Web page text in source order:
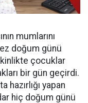
mumlarını
doğum günü
çocuklar
bir gün geçirdi.
yapan
hiç doğum günü